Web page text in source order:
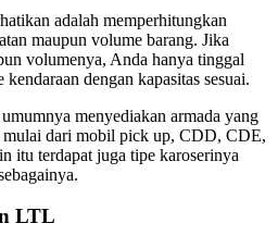
adalah memperhitungkan
maupun volume barang. Jika
volumenya, Anda hanya tinggal
dengan kapasitas sesuai.
umumnya menyediakan armada yang
mulai dari mobil pick up, CDD, CDE,
itu terdapat juga tipe karoserinya
LTL